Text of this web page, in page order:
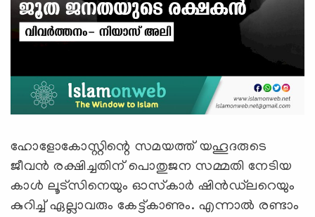
ഹോളോകോസ്റ്റിന്റെ സമയത്ത് യഹൂദരുടെ
ജീവൻ രക്ഷിച്ചതിന് പൊതുജന സമ്മതി നേടിയ
കാൾ ലൂട്‌സിനെയും ഓസ്‌കാർ ഷിൻഡ്‌ലറെയും
കുറിച്ച് ഏല്ലാവരും കേട്ട്കാണും. എന്നാൽ രണ്ടാം